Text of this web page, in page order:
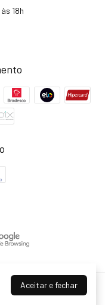
Aceitar e fechar
18h
Joinha Bijoux